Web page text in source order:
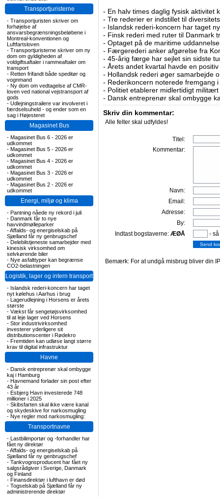
Transportjuristerne
- Transportjuristen skriver om
forhøjelse af
ansvarsbegrænsningsbeløbene i
Montreal-konventionen og
Luftfartsloven
- Transportjuristerne skriver om ny
dom om gyldigheden af
voldgiftsaftaler i rammeaftaler om
transport
- Retten frifandt både speditør og
vognmand
- Ny dom om vedtagelse af CMR-
loven ved national vejstransport af
gods
- Udlejningstrailere var involveret i
færdselsuheld - og ender som en
sag i Højesteret
Magasinet Bus
- Magasinet Bus 6 - 2026 er
udkommet
- Magasinet Bus 5 - 2026 er
udkommet
- Magasinet Bus 4 - 2026 er
udkommet
- Magasinet Bus 3 - 2026 er
udkommet
- Magasinet Bus 2 - 2026 er
udkommet
Energi, miljø og klima
- Pantning nåede ny rekord i juli
- Danmark får to nye
havvindmølleparker
-Affalds- og energiselskab på
Sjælland får ny genbrugschef
- Delebilstjeneste samarbejder med
kinesisk virksomhed om
selvkørende biler
- Nye asfalttyper kan begrænse
CO2-belastningen
Logistik, lager og intern transport
- Islandsk rederi-koncern har taget
nyt kølehus i Aarhus i brug
- Lagerudlejning i Horsens er årets
største
- Vækst får sengetøjsvirksomhed
til at leje lager ved Horsens
- Stor industrivirksomhed
investerer yderligere sit
distributionscenter i Rødekro
- Fremtiden kan udløse langt større
krav til digital infrastruktur
Havne
- Dansk entreprenør skal ombygge
kaj i Hamburg
- Havnemand forlader sin post efter
43 år
- Esbjerg Havn investerede 748
millioner i 2025
- Skibsfarten skal ikke være kanal
og skydeskive for narkosmugling
- Nye regler mod narkosmugling:
Transportnavne
- Lastbilimportør og -forhandler har
fået ny direktør
-Affalds- og energiselskab på
Sjælland får ny genbrugschef
- Tankvognsproducent har fået ny
salgsrådgiver i Sverige, Danmark
og Finland
- Finansdirektør i lufthavn er død
- Togselskab på Sjælland får ny
administrerende direktør
- En halv times daglig fysisk aktivitet
- Tre rederier er indstillet til
- Islandsk rederi-koncern har taget
- Finsk rederi med ruter til Danmark
- Optaget på de maritime
- Færgerederi anker afgørelse fra
- 45-årig færge har sejlet sin sidste
- Årets andet kvartal havde en
- Hollandsk rederi øger samarbejde
- Rederikoncern noterede fremgang
- Politiet etablerer midlertidigt
- Dansk entreprenør skal ombygge
Skriv din kommentar:
Alle felter skal udfyldes!
Titel:
Kommentar:
Navn:
Email:
Adresse:
By:
Indtast bogstaverne: ÆØÅ -
Bemærk: For at undgå misbrug bliver din